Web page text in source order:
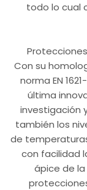
todo lo cual
Protecciones
Con su
norma EN
última
investigación
también los
de
con facilidad
ápice de la